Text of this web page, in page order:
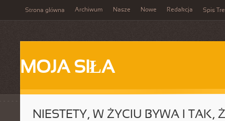
Strona główna Archiwum Nasze Nowe Redakcja Spis
MOJA SIŁA
NIESTETY, W ŻYCIU BYWA I TAK,